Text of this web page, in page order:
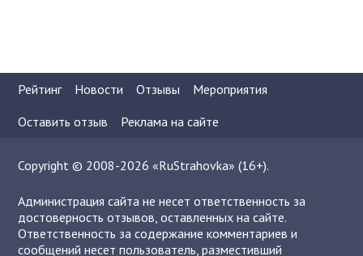
Рейтинг Новости Отзывы
Мероприятия
Оставить отзыв
Реклама на сайте
Copyright © 2008-2026 «RuStrahovka» (16+).
Администрация сайта не несет ответственность за
достоверность отзывов, оставленных на сайте.
Ответственность за содержание комментариев и
сообщений несет пользователь, разместивший